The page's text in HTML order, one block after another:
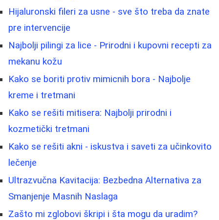
Hijaluronski fileri za usne - sve što treba da znate
pre intervencije
Najbolji pilingi za lice - Prirodni i kupovni recepti za
mekanu kožu
Kako se boriti protiv mimicnih bora - Najbolje
kreme i tretmani
Kako se rešiti mitisera: Najbolji prirodni i
kozmetički tretmani
Kako se rešiti akni - iskustva i saveti za učinkovito
lečenje
Ultrazvučna Kavitacija: Bezbedna Alternativa za
Smanjenje Masnih Naslaga
Zašto mi zglobovi škripi i šta mogu da uradim?